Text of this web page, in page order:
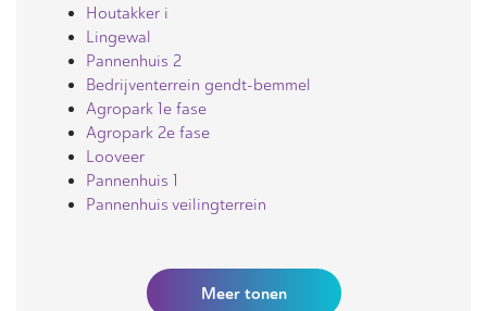
Houtakker i
Lingewal
Pannenhuis 2
Bedrijventerrein gendt-bemmel
Agropark 1e fase
Agropark 2e fase
Looveer
Pannenhuis 1
Pannenhuis veilingterrein
Meertonen